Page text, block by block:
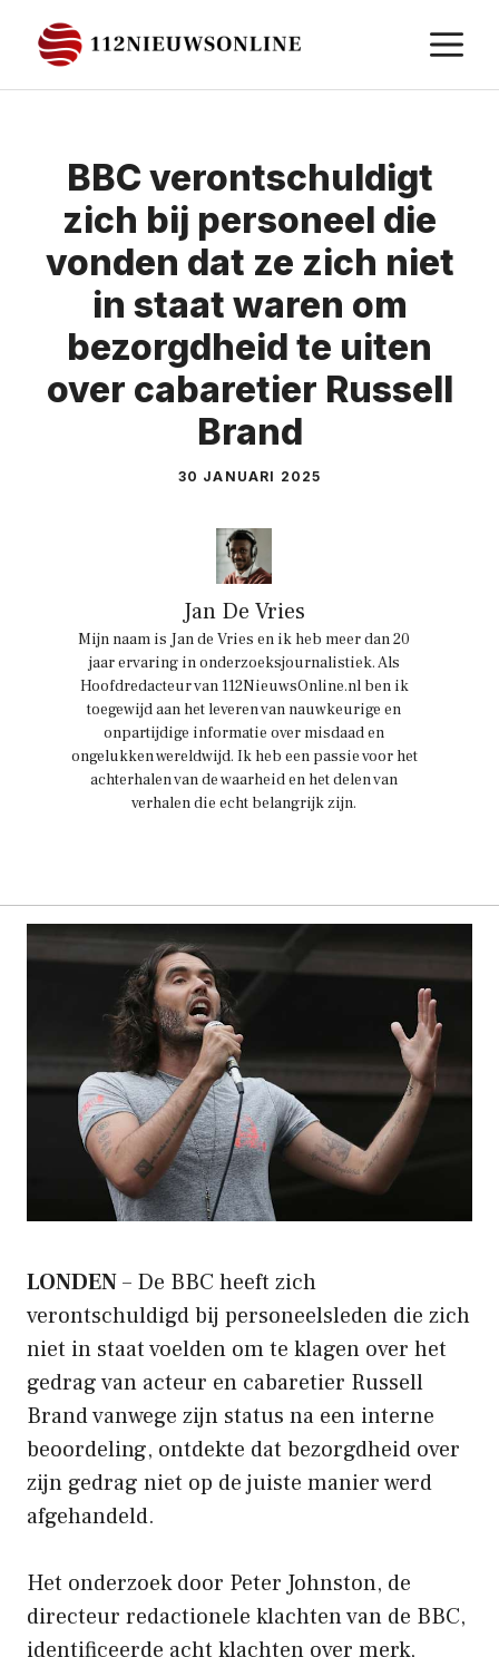
naar
de
BBC verontschuldigt
zich bij personeel die
vonden dat ze zich niet
in staat waren om
bezorgdheid te uiten
over cabaretier Russell
Brand
30 JANUARI 2025
Jan De Vries
Mijn naam is Jan de Vries en ik heb meer dan 20
jaar ervaring in onderzoeksjournalistiek. Als
Hoofdredacteur van 112NieuwsOnline.nl ben ik
toegewijd aan het leveren van nauwkeurige en
onpartijdige informatie over misdaad en
ongelukken wereldwijd. Ik heb een passie voor het
achterhalen van de waarheid en het delen van
verhalen die echt belangrijk zijn.
LONDEN– De BBC heeft zich
verontschuldigd bij personeelsleden die zich
niet in staat voelden om te klagen over het
gedrag van acteur en cabaretier Russell
Brand vanwege zijn status na een interne
beoordeling, ontdekte dat bezorgdheid over
zijn gedrag niet op de juiste manier werd
afgehandeld.
Het onderzoek door Peter Johnston, de
directeur redactionele klachten van de BBC,
identificeerde acht klachten over merk,